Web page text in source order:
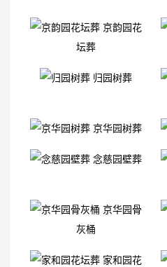
京韵园花
坛葬
归园树葬
京华园树葬
念慈园壁葬
京华园骨
灰桶
家和园花